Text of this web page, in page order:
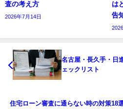
査の考え方
2026年7月14日
は
告
名古屋・長久手・日
ェックリスト
住宅ローン審査に通らない時の対策18